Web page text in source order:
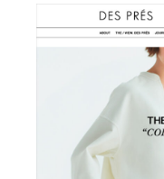
求人・採用・転職・就職
健康・医療・福祉・病院
健康・医療・福祉・病
金融・銀行・投資・保険
金融・銀行・投資・保険
起業・事業支援・ボラン
起業・事業支援・ボラン
教育・スクール・保育・